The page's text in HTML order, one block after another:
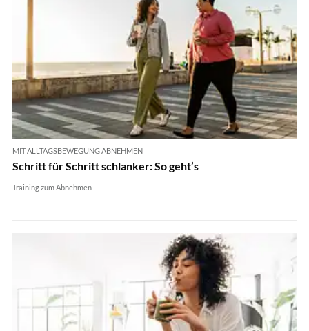
MIT ALLTAGSBEWEGUNG ABNEHMEN
Schritt für Schritt schlanker: So geht’s
Training zum Abnehmen